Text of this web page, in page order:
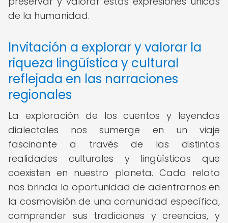
de la humanidad.
Invitación a explorar y valorar la
riqueza lingüística y cultural
reflejada en las narraciones
regionales
La exploración de los cuentos y leyendas
dialectales nos sumerge en un viaje
fascinante a través de las distintas
realidades culturales y lingüísticas que
coexisten en nuestro planeta. Cada relato
nos brinda la oportunidad de adentrarnos en
la cosmovisión de una comunidad específica,
comprender sus tradiciones y creencias, y